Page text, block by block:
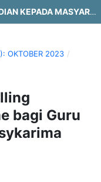
J-ABDIPAMAS (JURNAL PENGABDIAN KEPADA MASYARAKAT)
OKTOBER 2023 /
bagi Guru